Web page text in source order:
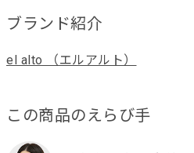
ブランド紹介
el alto （エルアルト）
この商品のえらび手